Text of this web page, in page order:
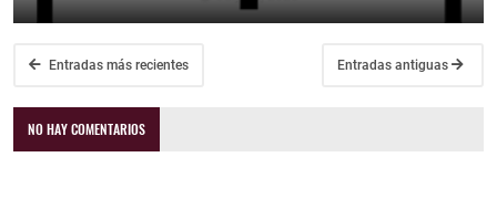
Entradas más recientes Entradas antiguas
NO HAY COMENTARIOS